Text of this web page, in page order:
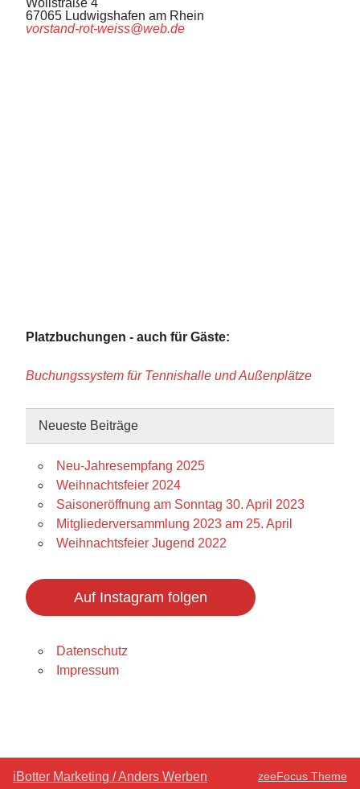
Wollstraße 4
67065 Ludwigshafen am Rhein
vorstand-rot-weiss@web.de
Platzbuchungen - auch für Gäste:
Buchungssystem für Tennishalle und Außenplätze
Neueste Beiträge
Neu-Jahresempfang 2025
Weihnachtsfeier 2024
Saisoneröffnung am Sonntag 30. April 2023
Mitgliederversammlung 2023 am 25. April
Weihnachtsfeier Jugend 2022
Auf Instagram folgen
Datenschutz
Impressum
iBotter Marketing / Anders Werben zeeFocus Theme